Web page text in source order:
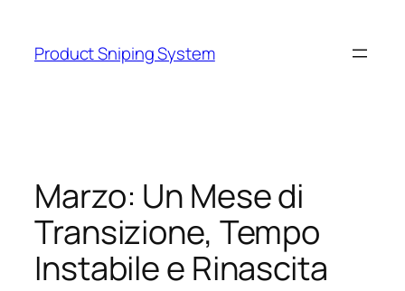
content
Product Sniping System
Marzo: Un Mese di
Transizione, Tempo
Instabile e Rinascita